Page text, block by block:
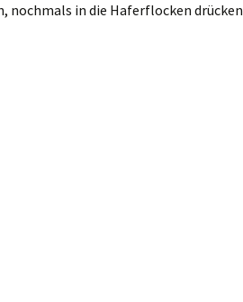
nochmals in die Haferflocken drücken